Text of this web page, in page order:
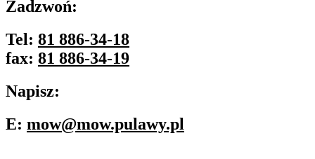
Zadzwoń:
Tel: 81 886-34-18
fax: 81 886-34-19
Napisz:
E: mow@mow.pulawy.pl